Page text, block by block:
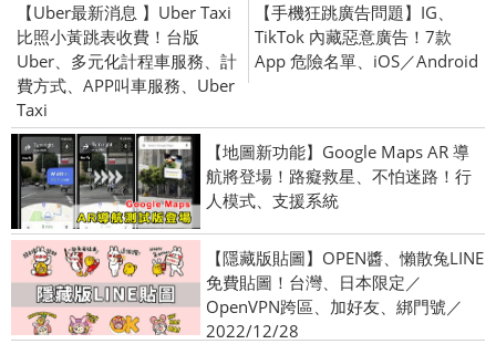
【Uber最新消息 】Uber Taxi
比照小黃跳表收費！台版
Uber、多元化計程車服務、計
費方式、APP叫車服務、Uber
Taxi
【手機狂跳廣告問題】IG、
TikTok 內藏惡意廣告！7款
App 危險名單、iOS／Android
【地圖新功能】Google Maps AR 導
航將登場！路癡救星、不怕迷路！行
人模式、支援系統
【隱藏版貼圖】OPEN醬、懶散兔LINE
免費貼圖！台灣、日本限定／
OpenVPN跨區、加好友、綁門號／
2022/12/28